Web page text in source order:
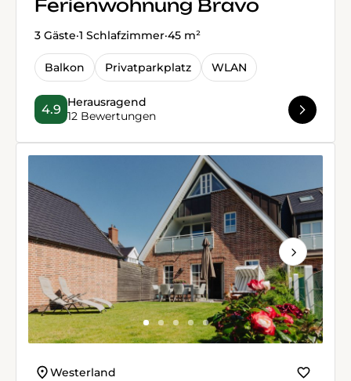
Ferienwohnung Bravo
3 Gäste·1 Schlafzimmer·45 m²
Balkon Privatparkplatz WLAN
4.9 Herausragend
12 Bewertungen
Next
Westerland